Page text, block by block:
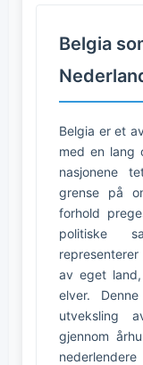
Belgia
Belgia er et
med en lang
nasjonene
grense på
forhold
politiske
representerer
av eget
elver.
utveksling
gjennom